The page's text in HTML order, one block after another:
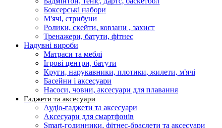
Боксерські набори
М'ячі, стрибуни
Ролики, скейти, ковзани , захист
Тренажери, батути, фітнес
Надувні вироби
Матраси та меблі
Ігрові центри, батути
Круги, нарукавники, плотики, жилети, м'ячі
Басейни і аксесуари
Насоси, човни, аксесуари для плавання
Гаджети та аксесуари
Аудіо-гаджети та аксесуари
Аксесуари для смартфонів
Smart-годинники, фітнес-браслети та аксесуари